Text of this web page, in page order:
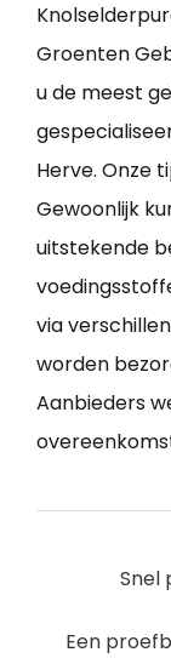
Groenten
u de meest
Herve. Onze
Gewoonlijk
uitstekende
via
worden
Aanbieders
Snel
Een